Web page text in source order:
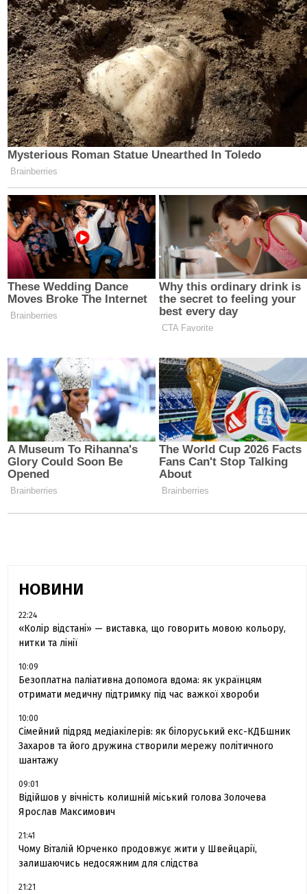
НОВИНИ
22:24
«Колір відстані» — виставка, що говорить мовою кольору,
нитки та лінії
10:09
Безоплатна паліативна допомога вдома: як українцям
отримати медичну підтримку під час важкої хвороби
10:00
Сімейний підряд медіакілерів: як білоруський екс-КДБшник
Захаров та його дружина створили мережу політичного
шантажу
09:01
Відійшов у вічність колишній міський голова Золочева
Ярослав Максимович
21:41
Чому Віталій Юрченко продовжує жити у Швейцарії,
залишаючись недосяжним для слідства
21:21